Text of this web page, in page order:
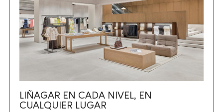
LIÑAGAR EN CADA NIVEL, EN
CUALQUIER LUGAR